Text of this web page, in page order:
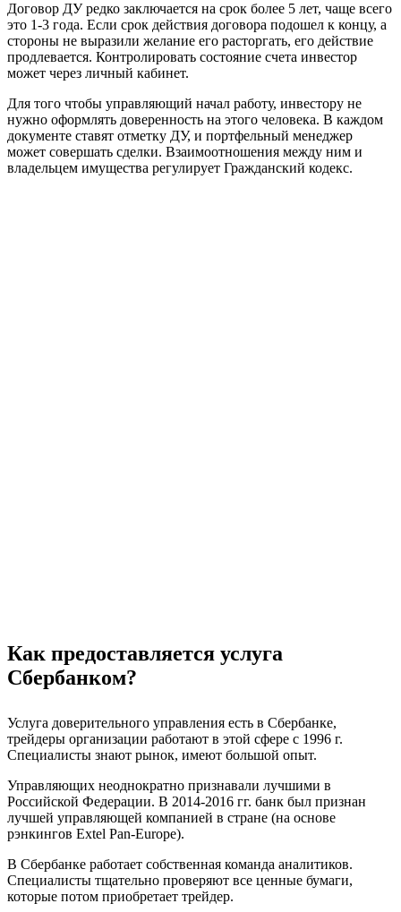
Договор ДУ редко заключается на срок более 5 лет, чаще всего
это 1-3 года. Если срок действия договора подошел к концу, а
стороны не выразили желание его расторгать, его действие
продлевается. Контролировать состояние счета инвестор
может через личный кабинет.
Для того чтобы управляющий начал работу, инвестору не
нужно оформлять доверенность на этого человека. В каждом
документе ставят отметку ДУ, и портфельный менеджер
может совершать сделки. Взаимоотношения между ним и
владельцем имущества регулирует Гражданский кодекс.
Как предоставляется услуга
Сбербанком?
Услуга доверительного управления есть в Сбербанке,
трейдеры организации работают в этой сфере с 1996 г.
Специалисты знают рынок, имеют большой опыт.
Управляющих неоднократно признавали лучшими в
Российской Федерации. В 2014-2016 гг. банк был признан
лучшей управляющей компанией в стране (на основе
рэнкингов Extel Pan-Europe).
В Сбербанке работает собственная команда аналитиков.
Специалисты тщательно проверяют все ценные бумаги,
которые потом приобретает трейдер.